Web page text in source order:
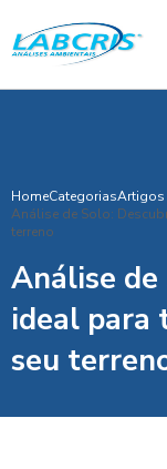
HomeCategoriasArtigos
Análise de Solo:
terreno
Análise de
ideal para
seu